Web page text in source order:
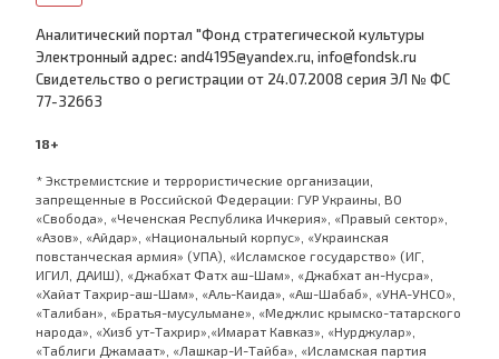
Аналитический портал "Фонд стратегической культуры
Электронный адрес: and4195@yandex.ru, info@fondsk.ru
Cвидетельство о регистрации от 24.07.2008 серия ЭЛ № ФС
77-32663
18+
* Экстремистские и террористические организации,
запрещенные в Российской Федерации: ГУР Украины, ВО
«Свобода», «Чеченская Республика Ичкерия», «Правый сектор»,
«Азов», «Айдар», «Национальный корпус», «Украинская
повстанческая армия» (УПА), «Исламское государство» (ИГ,
ИГИЛ, ДАИШ), «Джабхат Фатх аш-Шам», «Джабхат ан-Нусра»,
«Хайат Тахрир-аш-Шам», «Аль-Каида», «Аш-Шабаб», «УНА-УНСО»,
«Талибан», «Братья-мусульмане», «Меджлис крымско-татарского
народа», «Хизб ут-Тахрир»,«Имарат Кавказ», «Нурджулар»,
«Таблиги Джамаат», «Лашкар-И-Тайба», «Исламская партия